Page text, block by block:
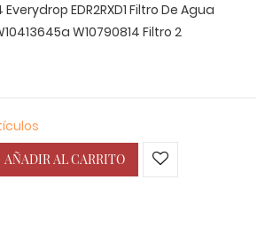
EDR2RXD1 Filtro De Agua
W10790814 Filtro 2
AÑADIR AL CARRITO